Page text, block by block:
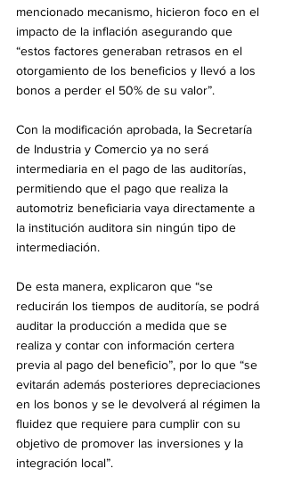
mencionado mecanismo, hicieron foco en el
impacto de la inflación asegurando que
“estos factores generaban retrasos en el
otorgamiento de los beneficios y llevó a los
bonos a perder el 50% de su valor”.
Con la modificación aprobada, la Secretaría
de Industria y Comercio ya no será
intermediaria en el pago de las auditorías,
permitiendo que el pago que realiza la
automotriz beneficiaria vaya directamente a
la institución auditora sin ningún tipo de
intermediación.
De esta manera, explicaron que “se
reducirán los tiempos de auditoría, se podrá
auditar la producción a medida que se
realiza y contar con información certera
previa al pago del beneficio”, por lo que “se
evitarán además posteriores depreciaciones
en los bonos y se le devolverá al régimen la
fluidez que requiere para cumplir con su
objetivo de promover las inversiones y la
integración local”.